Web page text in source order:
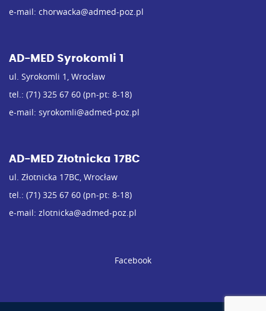
e-mail: chorwacka@admed-poz.pl
AD-MED Syrokomli 1
ul. Syrokomli 1, Wrocław
tel.: (71) 325 67 60 (pn-pt: 8-18)
e-mail: syrokomli@admed-poz.pl
AD-MED Złotnicka 17BC
ul. Złotnicka 17BC, Wrocław
tel.: (71) 325 67 60 (pn-pt: 8-18)
e-mail: zlotnicka@admed-poz.pl
Facebook